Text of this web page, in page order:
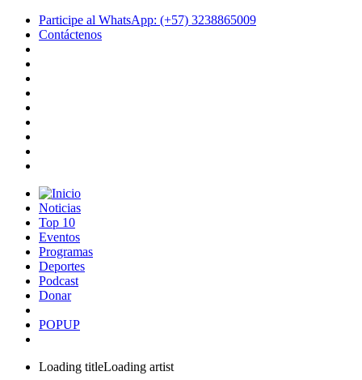
Participe al WhatsApp: (+57) 3238865009
Contáctenos
Noticias
Top 10
Eventos
Programas
Deportes
Podcast
Donar
POPUP
Loading titleLoading artist